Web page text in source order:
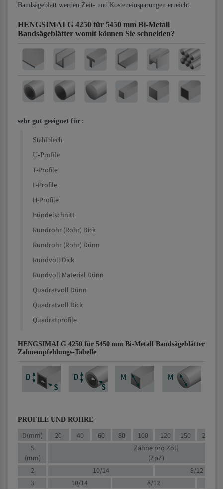
Bandsägeblatt werden Zeit- und Kosteneinsparungen erreicht.
HENGSIMAI G 4250 für 5450 mm Bi-Metall
Bandsägeblätter womit können Sie schneiden?
sehr gut geeignet für :
Stahlblech
U-Profile
T-Profile
L-Profile
H-Profile
Bündelschnitt
Rundrohr (Rohr) Dick
Rundrohr (Rohr) Dünn
Rundvoll Dick
Rundvoll Material Dünn
Quadratvoll Dünn
Quadratvoll Dick
Quadratprofile
HENGSIMAI G 4250 für 5450 mm Bi-Metall Bandsägeblätter
Zahnempfehlungs-Tabelle
PROFILE UND ROHRE
D(mm) 20 40 60 80 100 120 150 200
S
(mm)
Zähne pro Zoll
(ZpZ)
2
10/14
8/12
3
10/14 8/12